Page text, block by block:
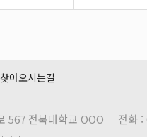
찾아오시는길
567 전북대학교 OOO 전화